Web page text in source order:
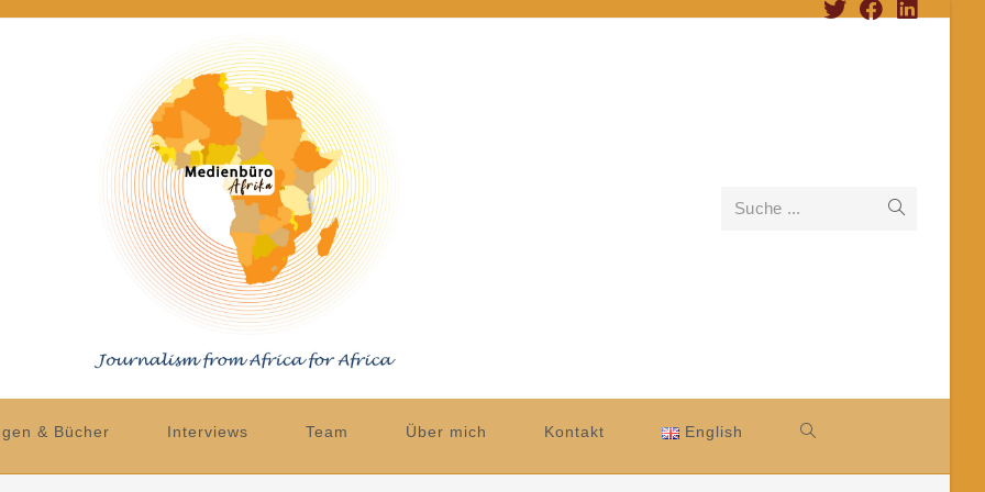
Suche ...
& Bücher Interviews Team Über mich Kontakt English